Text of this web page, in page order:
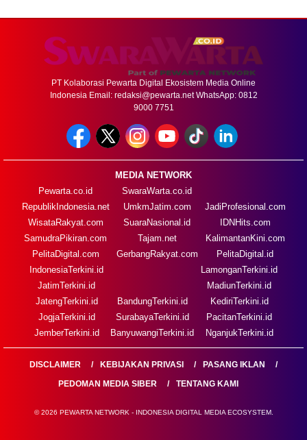
PT Kolaborasi Pewarta Digital Ekosistem Media Online
Indonesia Email: redaksi@pewarta.netWhatsApp: 0812
9000 7751
MEDIA NETWORK
Pewarta.co.id
RepublikIndonesia.net
WisataRakyat.com
SamudraPikiran.com
PelitaDigital.com
SwaraWarta.co.id
UmkmJatim.com
SuaraNasional.id
Tajam.net
GerbangRakyat.com
JadiProfesional.com
IDNHits.com
KalimantanKini.com
PelitaDigital.id
IndonesiaTerkini.id
JatimTerkini.id
JatengTerkini.id
JogjaTerkini.id
JemberTerkini.id
BandungTerkini.id
SurabayaTerkini.id
BanyuwangiTerkini.id
LamonganTerkini.id
MadiunTerkini.id
KediriTerkini.id
PacitanTerkini.id
NganjukTerkini.id
DISCLAIMER KEBIJAKAN PRIVASI
PASANG IKLAN
PEDOMAN MEDIA SIBER
TENTANG KAMI
© 2026 PEWARTA NETWORK - INDONESIA DIGITAL MEDIA ECOSYSTEM.